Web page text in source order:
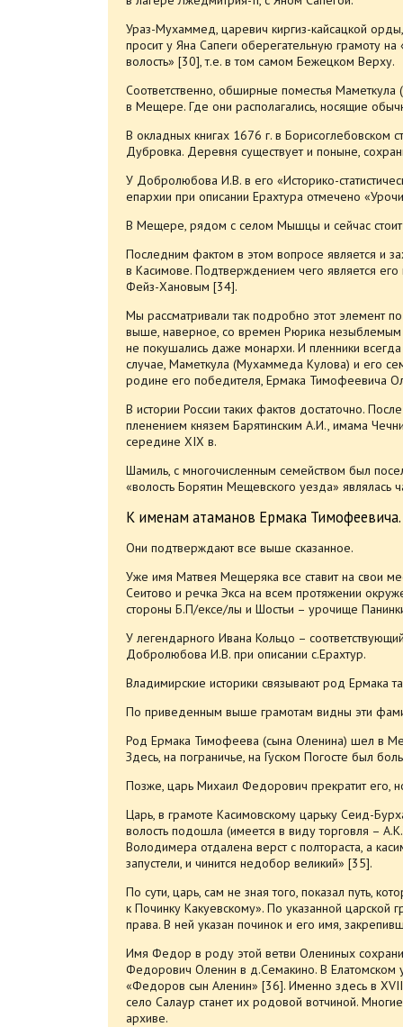
Ураз-Мухаммед, царевич киргиз-кайсацкой
просит у Яна Сапеги оберегательную грамоту
волость» [30], т.е. в том самом Бежецком Верху.
Соответственно, обширные поместья
в Мещере. Где они располагались, носящие
В окладных книгах 1676 г. в
Дубровка. Деревня существует и поныне,
У Добролюбова И.В. в его «Историко-
епархии при описании Ерахтура отмечено
В Мещере, рядом с селом Мышцы и сейчас стоит
Последним фактом в этом вопросе является и
в Касимове. Подтверждением чего является
Фейз-Хановым [34].
Мы рассматривали так подробно этот элемент
выше, наверное, со времен Рюрика
не покушались даже монархи. И пленники
случае, Маметкула (Мухаммеда Кулова) и его
родине его победителя, Ермака Тимофеевича
В истории России таких фактов достаточно.
пленением князем Барятинским А.И., имама
середине XIX в.
Шамиль, с многочисленным семейством был
«волость Борятин Мещевского уезда» являлась
К именам атаманов Ермака Тимофеевича.
Они подтверждают все выше сказанное.
Уже имя Матвея Мещеряка все ставит на свои
Сеитово и речка Экса на всем протяжении
стороны Б.П/ексе/лы и Шостьи – урочище
У легендарного Ивана Кольцо –
Добролюбова И.В. при описании с.Ерахтур.
Владимирские историки связывают род Ермака
По приведенным выше грамотам видны эти
Род Ермака Тимофеева (сына Оленина) шел в
Здесь, на пограничье, на Гуском Погосте был
Позже, царь Михаил Федорович прекратит его,
Царь, в грамоте Касимовскому царьку Сеид-
волость подошла (имеется в виду торговля –
Володимера отдалена верст с полтораста, а
запустели, и чинится недобор великий» [35].
По сути, царь, сам не зная того, показал путь,
к Починку Какуевскому». По указанной царской
права. В ней указан починок и его имя,
Имя Федор в роду этой ветви Олениных
Федорович Оленин в д.Семакино. В Елатомском
«Федоров сын Аленин» [36]. Именно здесь в
село Салаур станет их родовой вотчиной.
архиве.